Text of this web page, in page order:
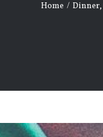
Home / Dinner,